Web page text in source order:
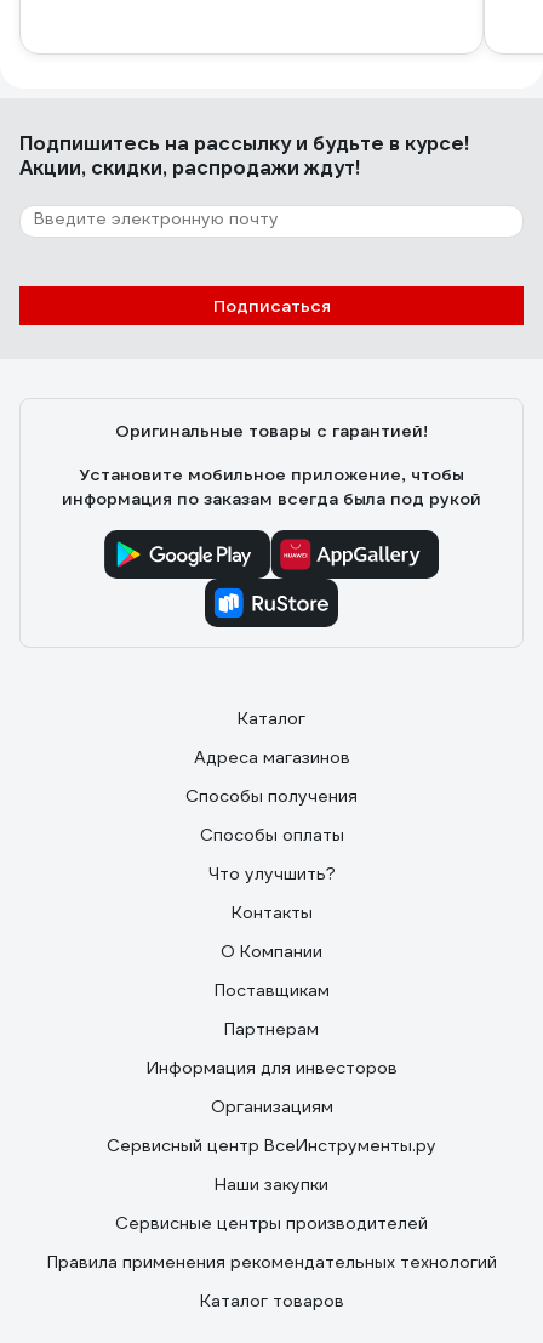
Подпишитесь на рассылкуи будьте в курсе!
Акции, скидки, распродажи ждут!
Подписаться
Оригинальные товары с гарантией!
Установите мобильное приложение, чтобы
информация по заказам всегда была под рукой
Каталог
Адреса магазинов
Способы получения
Способы оплаты
Что улучшить?
Контакты
О Компании
Поставщикам
Партнерам
Информация для инвесторов
Организациям
Сервисный центр ВсеИнструменты.ру
Наши закупки
Сервисные центры производителей
Правила применения рекомендательных технологий
Каталог товаров